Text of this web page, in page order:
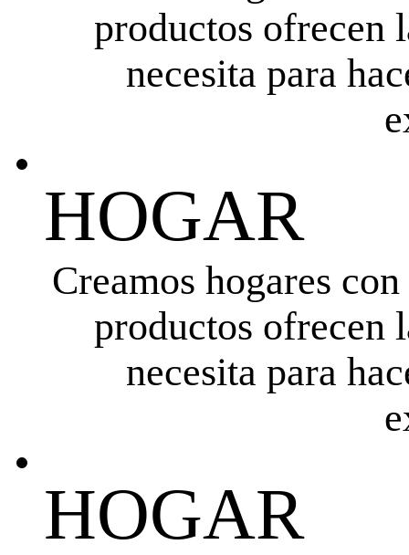
productos ofrecen
necesita para
HOGAR
Creamos hogares
productos ofrecen
necesita para
HOGAR